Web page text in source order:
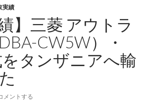
実績
】三菱 アウトラ
CW5W）・
タンザニアへ輸
メントする